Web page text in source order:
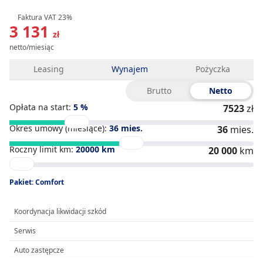
3 131 zł
netto/miesiąc
Faktura VAT 23%
Leasing Wynajem
Pożyczka
Brutto
Netto
Opłata na start: 5 % 7523zł
Okres umowy (miesiące): 36 mies. 36 mies.
Roczny limit km:20000km 20 000 km
Pakiet: Comfort
Koordynacja likwidacji szkód
Serwis
Auto zastępcze